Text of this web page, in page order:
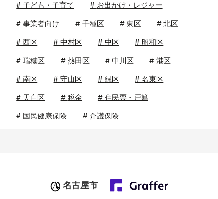
#子ども・子育て # お出かけ・レジャー
#事業者向け # 千種区 # 東区 #北区
#西区 # 中村区 # 中区 # 昭和区
#瑞穂区 # 熱田区 # 中川区 #港区
#南区 # 守山区 # 緑区 #名東区
# 天白区 # 税金 # 住民票・戸籍
# 国民健康保険 # 介護保険
名古屋市